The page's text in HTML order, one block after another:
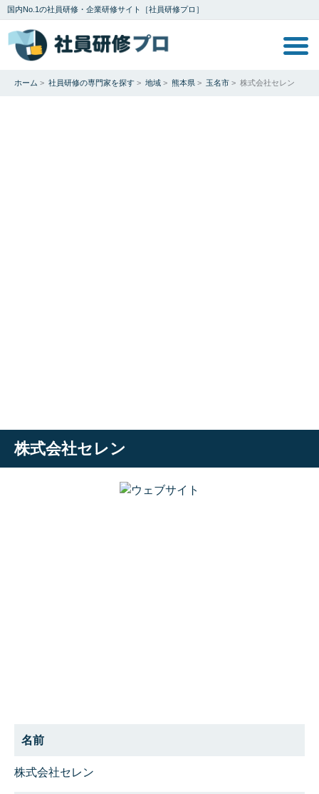
国内No.1の社員研修・企業研修サイト［社員研修プロ］
ホーム > 社員研修の専門家を探す > 地域 > 熊本県 > 玉名市 > 株式会社セレン
株式会社セレン
名前
株式会社セレン